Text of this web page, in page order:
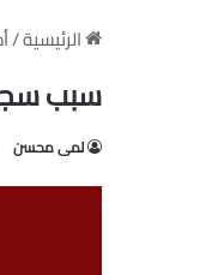
الرئيسية/
سبب سجن
لمى محسن